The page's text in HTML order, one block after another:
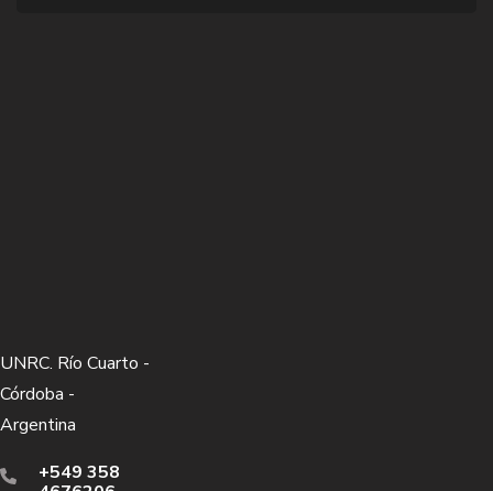
UNRC. Río Cuarto -
Córdoba -
Argentina
+549 358